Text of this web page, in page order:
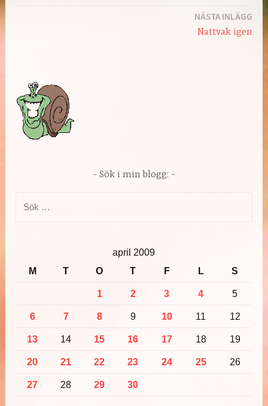
NÄSTA INLÄGG
Nattvak igen
Sök i min blogg:
april 2009
M
T O T F L S
1 2 3 4 5
6 7 8 9 10 11 12
13 14 15 16 17 18 19
20 21 22 23 24 25 26
27 28 29 30